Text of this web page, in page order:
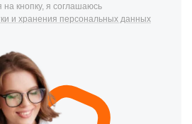
приводы диафрагмы. Одной из
дорожки могут перетираться,
артефактов, полос или ошибку
— попадание микропыли на
для видеосъемки, так как
на видео. Также из-за активного
кнопку, я соглашаюсь
и хранения персональных данных